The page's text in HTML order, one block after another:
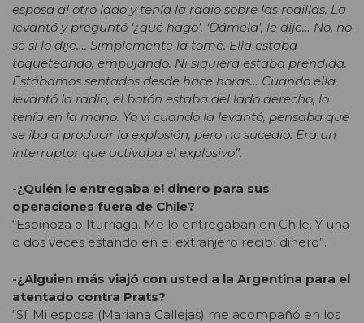
esposa al otro lado y tenía la radio sobre las rodillas. La
levantó y preguntó ‘¿qué hago’. ‘Dámela’, le dije… No, no
sé si lo dije…. Simplemente la tomé. Ella estaba
toqueteando, empujando. Ni siquiera estaba prendida.
Estábamos sentados desde hace horas… Cuando ella
levantó la radio, el botón estaba del lado derecho, lo
tenía en la mano. Yo vi cuando la levantó, pensaba que
se iba a producir la explosión, pero no sucedió. Era un
interruptor que activaba el explosivo”.
-¿Quién le entregaba el dinero para sus
operaciones fuera de Chile?
“Espinoza o Iturriaga. Me lo entregaban en Chile. Y una
o dos veces estando en el extranjero recibí dinero”.
-¿Alguien más viajó con usted a la Argentina para el
atentado contra Prats?
“Sí. Mi esposa (Mariana Callejas) me acompañó en los